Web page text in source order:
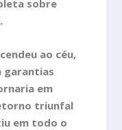
sobre
ao céu,
garantias
em
triunfal
em todo o